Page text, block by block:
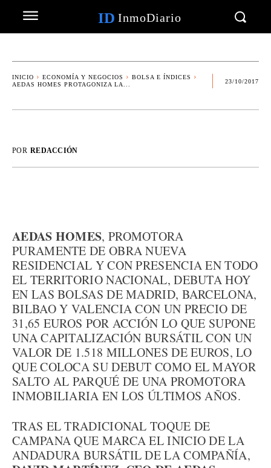
ID InmoDiario
INICIO ECONOMÍA Y NEGOCIOS
BOLSA E ÍNDICES
AEDAS HOMES PROTAGONIZA LA...
23/10/2017
POR REDACCIÓN
AEDAS HOMES, PROMOTORA
PURAMENTE DE OBRA NUEVA
RESIDENCIAL Y CON PRESENCIA EN TODO
EL TERRITORIO NACIONAL, DEBUTA HOY
EN LAS BOLSAS DE MADRID, BARCELONA,
BILBAO Y VALENCIA CON UN PRECIO DE
31,65 EUROS POR ACCIÓN LO QUE SUPONE
UNA CAPITALIZACIÓN BURSÁTIL CON UN
VALOR DE 1.518 MILLONES DE EUROS, LO
QUE COLOCA SU DEBUT COMO EL MAYOR
SALTO AL PARQUÉ DE UNA PROMOTORA
INMOBILIARIA EN LOS ÚLTIMOS AÑOS.
TRAS EL TRADICIONAL TOQUE DE
CAMPANA QUE MARCA EL INICIO DE LA
ANDADURA BURSÁTIL DE LA COMPAÑÍA,